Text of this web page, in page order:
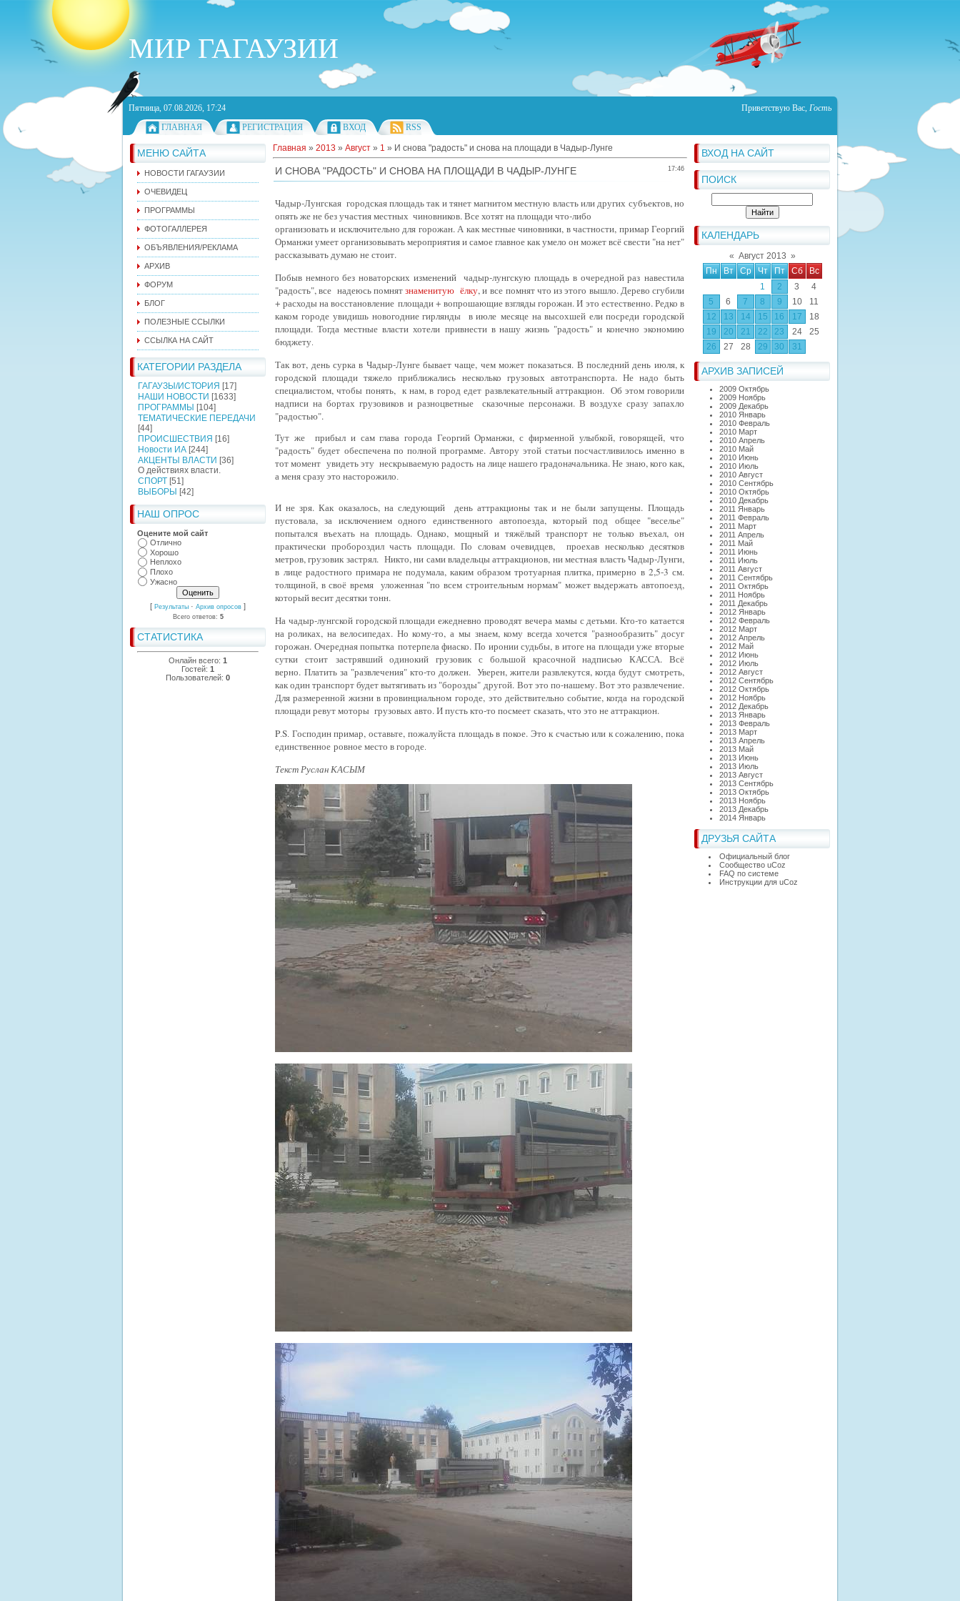
МИР ГАГАУЗИИ
Пятница, 07.08.2026, 17:24 Приветствую Вас, Гость
ГЛАВНАЯ
РЕГИСТРАЦИЯ ВХОД RSS
МЕНЮ САЙТА
НОВОСТИ ГАГАУЗИИ
ОЧЕВИДЕЦ
ПРОГРАММЫ
ФОТОГАЛЛЕРЕЯ
ОБЪЯВЛЕНИЯ/РЕКЛАМА
АРХИВ
ФОРУМ
БЛОГ
ПОЛЕЗНЫЕ ССЫЛКИ
ССЫЛКА НА САЙТ
КАТЕГОРИИ РАЗДЕЛА
ГАГАУЗЫ/ИСТОРИЯ [17]
НАШИ НОВОСТИ [1633]
ПРОГРАММЫ [104]
ТЕМАТИЧЕСКИЕ ПЕРЕДАЧИ
[44]
ПРОИСШЕСТВИЯ [16]
Новости ИА [244]
АКЦЕНТЫ ВЛАСТИ [36]
О действиях власти.
СПОРТ [51]
ВЫБОРЫ [42]
НАШ ОПРОС
Оцените мой сайт
Отлично
Хорошо
Неплохо
Плохо
Ужасно
[ Результаты · Архив опросов ]
Всего ответов: 5
СТАТИСТИКА
Онлайн всего: 1
Гостей: 1
Пользователей: 0
ВХОД НА САЙТ
ПОИСК
КАЛЕНДАРЬ
« Август 2013 »
Пн
Вт Ср Чт Пт Сб
Вс
1
2 3
4
5
6 7 8 9 10
11
12
13 14 15 16 17
18
19
20 21 22 23 24
25
26
27 28 29 30 31
АРХИВ ЗАПИСЕЙ
2009 Октябрь
2009 Ноябрь
2009 Декабрь
2010 Январь
2010 Февраль
2010 Март
2010 Апрель
2010 Май
2010 Июнь
2010 Июль
2010 Август
2010 Сентябрь
2010 Октябрь
2010 Декабрь
2011 Январь
2011 Февраль
2011 Март
2011 Апрель
2011 Май
2011 Июнь
2011 Июль
2011 Август
2011 Сентябрь
2011 Октябрь
2011 Ноябрь
2011 Декабрь
2012 Январь
2012 Февраль
2012 Март
2012 Апрель
2012 Май
2012 Июнь
2012 Июль
2012 Август
2012 Сентябрь
2012 Октябрь
2012 Ноябрь
2012 Декабрь
2013 Январь
2013 Февраль
2013 Март
2013 Апрель
2013 Май
2013 Июнь
2013 Июль
2013 Август
2013 Сентябрь
2013 Октябрь
2013 Ноябрь
2013 Декабрь
2014 Январь
ДРУЗЬЯ САЙТА
Официальный блог
Сообщество uCoz
FAQ по системе
Инструкции для uCoz
Главная » 2013 » Август » 1 » И снова "радость" и снова на площади в Чадыр-Лунге
17:46
И СНОВА "РАДОСТЬ" И СНОВА НА ПЛОЩАДИ В ЧАДЫР-ЛУНГЕ
Чадыр-Лунгская городская площадь так и тянет магнитом местную власть или других субъектов, но
опять же не без участия местных чиновников. Все хотят на площади что-либо
организовать и исключительно для горожан.А как местные чиновники, в частности, примар Георгий
Орманжи умеет организовывать мероприятия и самое главное как умело он может всё свести "на нет"
рассказывать думаю не стоит.
Побыв немного без новаторских изменений чадыр-лунгскую площадь в очередной раз навестила
"радость", все надеюсь помнятзнаменитую ёлку, ивсе помнят что из этого вышло. Дерево сгубили
+ расходы на восстановление площади + вопрошающие взгляды горожан. И это естественно. Редко в
каком городеувидишь новогодние гирлянды в июле месяце на высохшей ели посреди городской
площади. Тогда местные власти хотели привнести в нашу жизнь "радость" и конечно экономию
бюджету
Так вот, день сурка в Чадыр-Лунге бывает чаще, чем можетпоказаться. В последний день июля, к
городской площади тяжело приближались несколько грузовых автотранспорта. Не надо быть
специалистом, чтобыпонять, к нам, в город едет развлекательный аттракцион. Об этомговорили
надписи на бортах грузовиков и разноцветные сказочные персонажи. В воздухе сразу запахло
"радостью".
Тут же прибыл и сам глава города Георгий Орманжи, с фирменной улыбкой, говорящей, что
"радость" будет обеспечена по полной программе. Автору этой статьи посчастливилось именно в
тот момент увидеть эту нескрываемую радость на лице нашего градоначальника. Не знаю, кого как,
а меня сразу это насторожило.
И не зря. Как оказалось, на следующий день аттракционы так и не были запущены. Площадь
пустовала, за исключением одного единственного автопоезда, который подобщее "веселье"
попытался въехать на площадь. Однако, мощный итяжёлый транспорт не только въехал, он
практически пробороздил часть площади. По словам очевидцев, проехав несколько десятков
метров, грузовик застрял. Никто, ни сами владельцы аттракционов, ни местная власть Чадыр-Лунги,
в лице радостного примара не подумала, каким образом тротуарная плитка, примернов 2,5-3 см.
толщиной, в своё время уложенная "по всем строительнымнормам" может выдержать автопоезд,
который весит десятки тонн.
На чадыр-лунгской городской площади ежедневно проводят вечера мамы с детьми. Кто-то катается
на роликах, на велосипедах. Но кому-то, амы знаем, кому всегда хочется "разнообразить" досуг
горожан. Очередная попытка потерпела фиаско. По иронии судьбы, в итоге на площади уже вторые
сутки стоит застрявший одинокий грузовик с большой красочной надписью КАССА. Всё
верно. Платить за "развлечения" кто-то должен. Уверен, жители развлекутся, когда будут смотреть,
как один транспорт будет вытягивать из "борозды" другой. Вот это по-нашему. Вот это развлечение.
Для размеренной жизни в провинциальномгороде, это действительно событие, когда на городской
площади ревут моторы грузовых авто. И пусть кто-то посмеет сказать, что это не аттракцион.
P.S Господин примар, оставьте,пожалуйста площадь в покое. Это к счастью или к сожалению, пока
единственное ровное место в городе
Текст Руслан КАСЫМ